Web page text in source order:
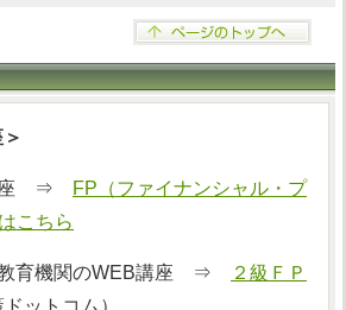
座 ⇒
FP（ファイナンシャル・プ
こちら
教育機関のWEB講座 ⇒
２級ＦＰ
ドットコム）